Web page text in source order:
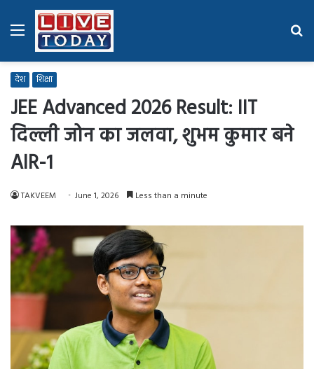
Menu
देश शिक्षा
JEE Advanced 2026 Result: IIT
दिल्ली जोन का जलवा, शुभम कुमार बने
AIR-1
TAKVEEM June 1, 2026 Less than a minute